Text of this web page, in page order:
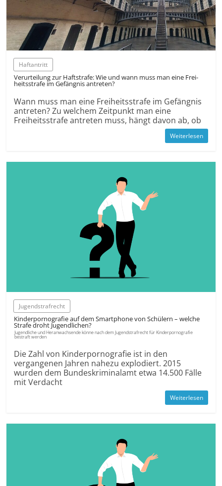
Haftantritt
Verurtei­lung zur Haft­strafe: Wie und wann muss man eine Frei­
heits­strafe im Gefäng­nis an­treten?
Wann muss man eine Freiheitsstrafe im Gefängnis
antreten? Zu welchem Zeitpunkt man eine
Freiheitsstrafe antreten muss, hängt davon ab, ob
Weiterlesen
Jugendstrafrecht
Kinderpornografie auf dem Smartphone von Schülern – welche
Strafe droht Jugendlichen?
Jugendliche und Heranwachsende könne nach dem Jugendstrafrecht für Kinderpornografie
bestraft werden
Die Zahl von Kinderpornografie ist in den
vergangenen Jahren nahezu explodiert. 2015
wurden dem Bundeskriminalamt etwa 14.500 Fälle
mit Verdacht
Weiterlesen